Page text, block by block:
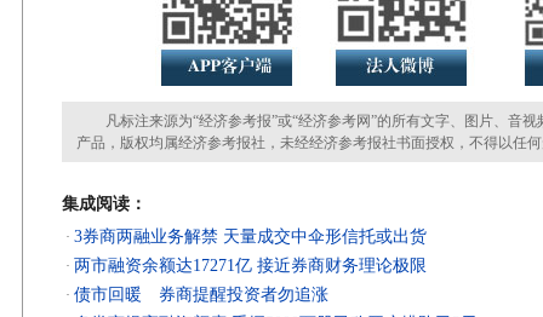
凡标注来源为“经济参考报”或“经济参考网”的所有文字、图片、音视
产品，版权均属经济参考报社，未经经济参考报社书面授权，不得以任
集成阅读：
· 3券商两融业务解禁 天量成交中伞形信托或出货
· 两市融资余额达17271亿 接近券商财务理论极限
· 债市回暖 券商提醒投资者勿追涨